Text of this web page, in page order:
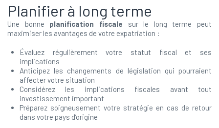
Planifier à long terme
Une bonne planification fiscale sur le long terme peut
maximiser les avantages de votre expatriation :
Évaluez régulièrement votre statut fiscal et ses
implications
Anticipez les changements de législation qui pourraient
affecter votre situation
Considérez les implications fiscales avant tout
investissement important
Préparez soigneusement votre stratégie en cas de retour
dans votre pays d’origine